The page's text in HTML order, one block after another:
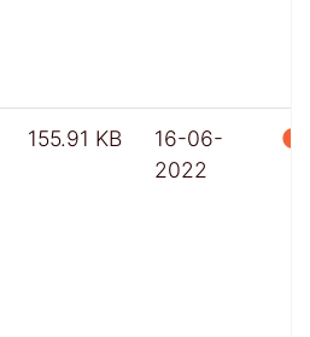
155.91 KB
16-06-
2022